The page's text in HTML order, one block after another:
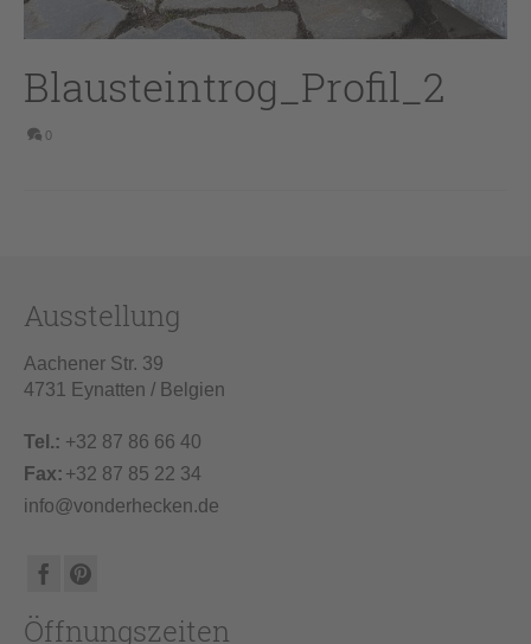
Blausteintrog_Profil_2
0
Ausstellung
Aachener Str. 39
4731 Eynatten / Belgien
Tel.: +32 87 86 66 40
Fax: +32 87 85 22 34
info@vonderhecken.de
Öffnungszeiten